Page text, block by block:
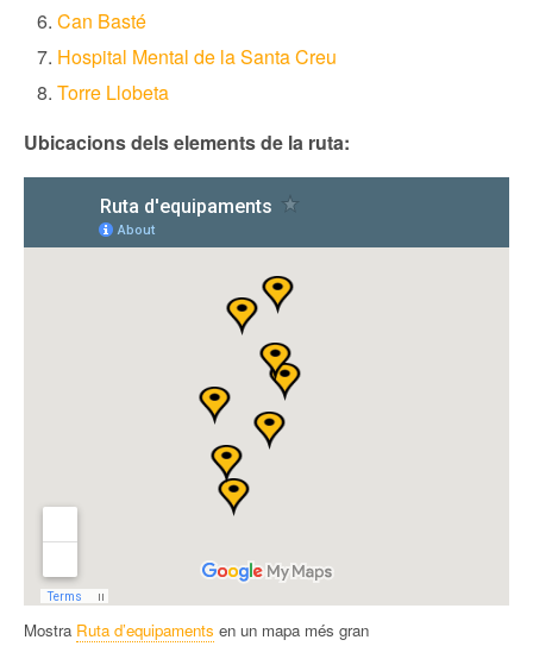
Can Basté
Hospital Mental de la Santa Creu
Torre Llobeta
Ubicacions dels elements de la ruta:
Mostra Ruta d’equipaments en un mapa més gran